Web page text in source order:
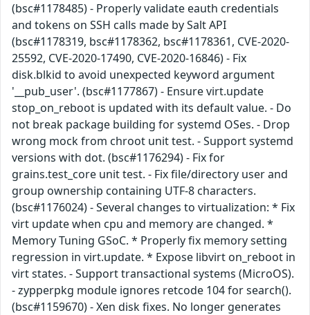
(bsc#1178485) - Properly validate eauth credentials
and tokens on SSH calls made by Salt API
(bsc#1178319, bsc#1178362, bsc#1178361, CVE-2020-
25592, CVE-2020-17490, CVE-2020-16846) - Fix
disk.blkid to avoid unexpected keyword argument
'__pub_user'. (bsc#1177867) - Ensure virt.update
stop_on_reboot is updated with its default value. - Do
not break package building for systemd OSes. - Drop
wrong mock from chroot unit test. - Support systemd
versions with dot. (bsc#1176294) - Fix for
grains.test_core unit test. - Fix file/directory user and
group ownership containing UTF-8 characters.
(bsc#1176024) - Several changes to virtualization: * Fix
virt update when cpu and memory are changed. *
Memory Tuning GSoC. * Properly fix memory setting
regression in virt.update. * Expose libvirt on_reboot in
virt states. - Support transactional systems (MicroOS).
- zypperpkg module ignores retcode 104 for search().
(bsc#1159670) - Xen disk fixes. No longer generates